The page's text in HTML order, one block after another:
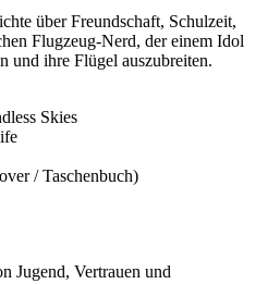
über Freundschaft, Schulzeit,
Flugzeug-Nerd, der einem Idol
und ihre Flügel auszubreiten.
Skies
/ Taschenbuch)
Jugend, Vertrauen und